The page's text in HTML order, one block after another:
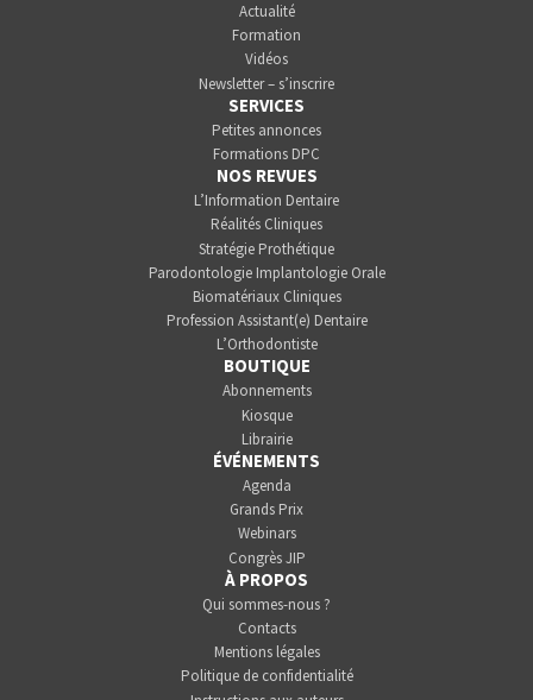
Actualité
Formation
Vidéos
Newsletter – s’inscrire
SERVICES
Petites annonces
Formations DPC
NOS REVUES
L’Information Dentaire
Réalités Cliniques
Stratégie Prothétique
Parodontologie Implantologie Orale
Biomatériaux Cliniques
Profession Assistant(e) Dentaire
L’Orthodontiste
BOUTIQUE
Abonnements
Kiosque
Librairie
ÉVÉNEMENTS
Agenda
Grands Prix
Webinars
Congrès JIP
À PROPOS
Qui sommes-nous ?
Contacts
Mentions légales
Politique de confidentialité